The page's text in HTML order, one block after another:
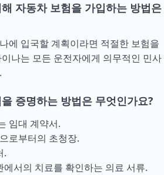
자동차 보험을 가입하는 방법은
에 입국할 계획이라면 적절한 보험을
나는 모든 운전자에게 의무적인 민사
증명하는 방법은 무엇인가요?
임대 계약서.
로부터의 초청장.
.
서의 치료를 확인하는 의료 서류.